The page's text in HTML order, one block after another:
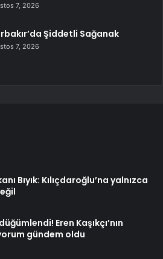
7, 2026
Şiddetli Sağanak
7, 2026
Bıyık: Kılıçdaroğlu’na yalnızca
Eren Kaşıkçı’nın
gündem oldu